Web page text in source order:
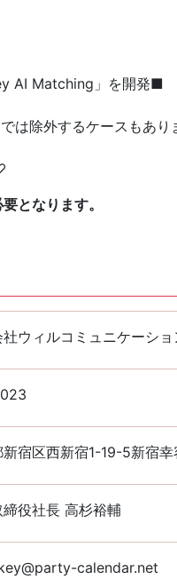
AI Matching」を開発■
は除外するケースもあり
となります。
ウィルコミュニケーショ
新宿区西新宿1-19-5新宿
役社長 高杉裕輔
calendar.net